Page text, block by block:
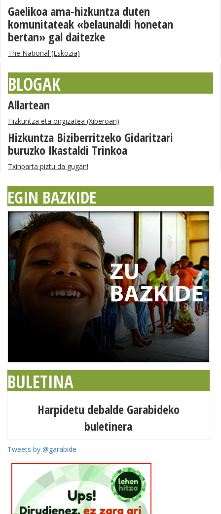
Gaelikoa ama-hizkuntza duten
komunitateak «belaunaldi honetan
bertan» gal daitezke
The National (Eskozia)
BLOGAK
Allartean
Hizkuntza eta ongizatea (Xiberoan)
Hizkuntza Biziberritzeko Gidaritzari
buruzko Ikastaldi Trinkoa
Txinparta piztu da gugan!
EGIN BAZKIDE
BULETINA
Harpidetu debalde Garabideko
buletinera
Tweets by @garabide